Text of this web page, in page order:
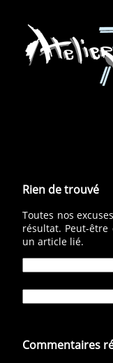
Rien de trouvé
Toutes nos
résultat. Peut-être
un article lié.
Commentaires